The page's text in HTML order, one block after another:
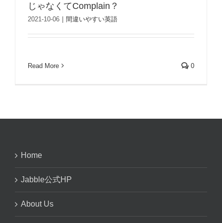
じゃなくてComplain？
2021-10-06 | 間違いやすい英語
Read More 0
Home
Jabble公式HP
About Us